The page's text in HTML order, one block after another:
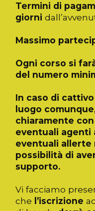
Termini di
giorni
Massimo
Ogni corso si
del numero
In caso di
luogo
chiaramente
eventuali agenti
eventuali allerte
possibilità di
supporto.
Vi facciamo
che l’iscrizione